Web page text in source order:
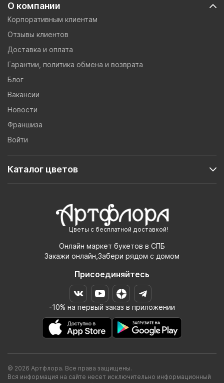
Цветы с бесплатной доставкой!
Онлайн маркет букетов в СПБ
Закажи онлайн,Забери рядом с домом
Присоединяйтесь
-10% на первый заказ в приложении
О компании
Корпоративным клиентам
Отзывы клиентов
Доставка и оплата
Гарантии, политика обмена и возврата
Блог
Вакансии
Новости
Франшиза
Войти
Каталог цветов
© 2026 Артфлора. Все права защищены.
Вся информация на сайте несет исключительно информационный